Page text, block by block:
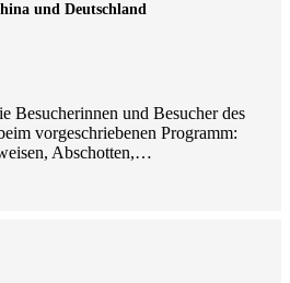
und Deutschland
Besucherinnen und Besucher des
vorgeschriebenen Programm:
Abschotten,…